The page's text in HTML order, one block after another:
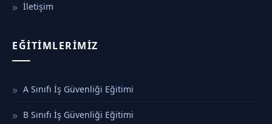
İletişim
EĞITIMLERIMIZ
A Sınıfı İş Güvenliği Eğitimi
B Sınıfı İş Güvenliği Eğitimi